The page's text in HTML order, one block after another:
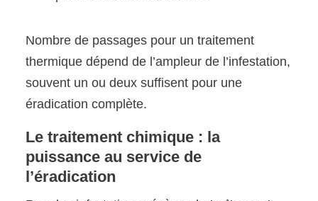
Nombre de passages pour un traitement
thermique dépend de l’ampleur de l’infestation,
souvent un ou deux suffisent pour une
éradication complète.
Le traitement chimique : la
puissance au service de
l’éradication